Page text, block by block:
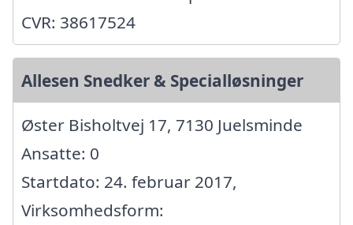
CVR: 38617524
Allesen Snedker & Specialløsninger
Øster Bisholtvej 17, 7130 Juelsminde
Ansatte: 0
Startdato: 24. februar 2017,
Virksomhedsform: